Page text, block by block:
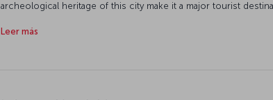
archeological heritage of this city make it a major tourist
Leer más